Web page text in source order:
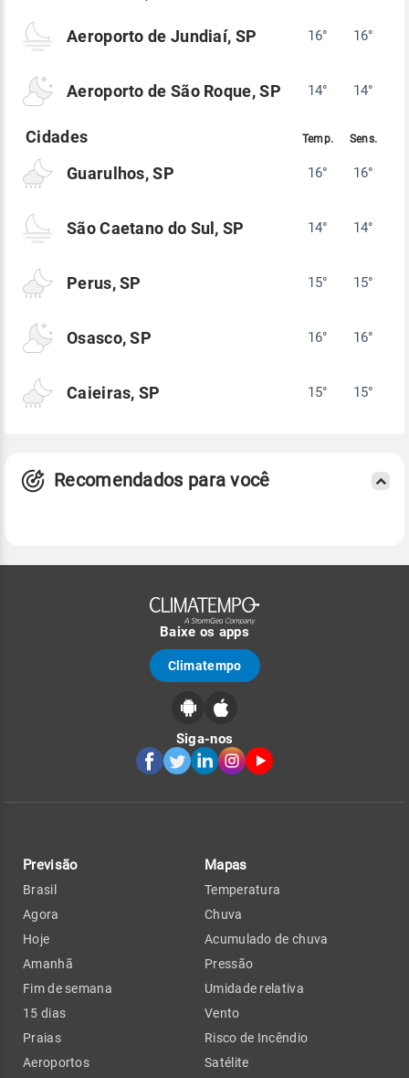
Aeroporto de Jundiaí, SP 16° 16°
Aeroporto de São Roque, SP 14° 14°
Guarulhos, SP 16° 16°
São Caetano do Sul, SP 14° 14°
Perus, SP 15° 15°
Osasco, SP 16° 16°
Caieiras, SP 15° 15°
Recomendados para você
Baixe os apps
Climatempo
Siga-nos
Previsão
Brasil
Agora
Hoje
Amanhã
Fim de semana
15 dias
Praias
Aeroportos
Mapas
Temperatura
Chuva
Acumulado de chuva
Pressão
Umidade relativa
Vento
Risco de Incêndio
Satélite